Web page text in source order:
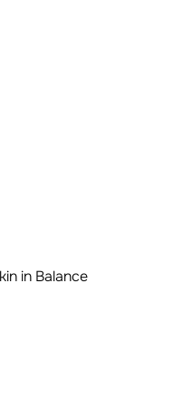
in Balance